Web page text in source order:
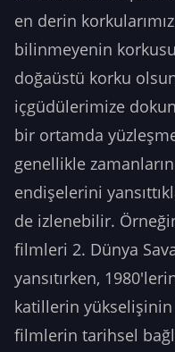
en derin
bilinmeyenin
doğaüstü korku
içgüdülerimize
bir ortamda
genellikle
endişelerini
de izlenebilir.
filmleri 2. Dünya
yansıtırken,
katillerin yükselişinin
filmlerin tarihsel